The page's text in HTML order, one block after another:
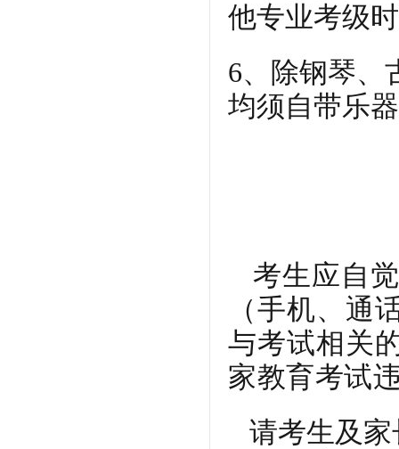
他专业考级
6、除钢琴、
均须自带乐
考生应自
（手机、通
与考试相关
家教育考试
请考生及家